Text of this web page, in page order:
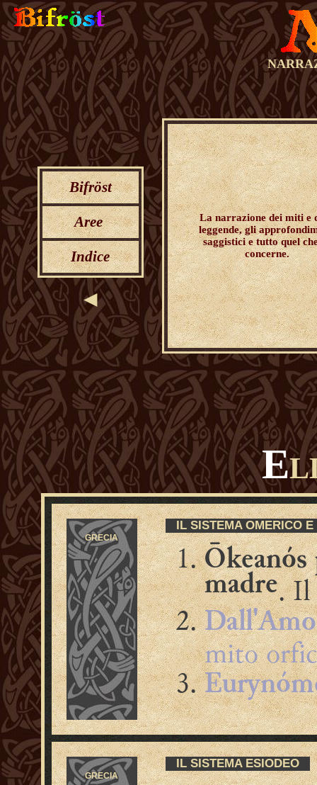
Bifröst
Aree
Indice
◄
La narrazione dei miti e
leggende, gli
saggistici e tutto quel
concerne.
E
GRECIA
IL SISTEMA OMERICO E
Ōkeanós
madre. Il
mito
GRECIA
IL SISTEMA ESIODEO